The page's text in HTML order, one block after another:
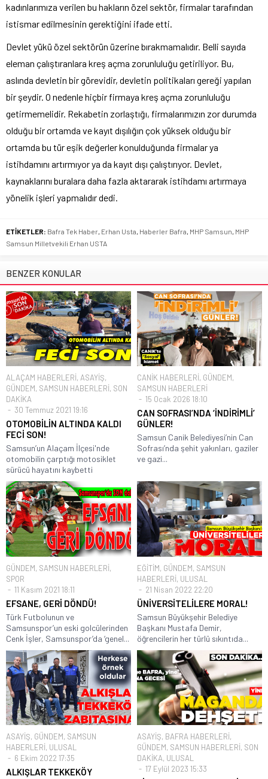
kadınlarımıza verilen bu hakların özel sektör, firmalar tarafından
istismar edilmesinin gerektiğini ifade etti.
Devlet yükü özel sektörün üzerine bırakmamalıdır. Belli sayıda
eleman çalıştıranlara kreş açma zorunluluğu getiriliyor. Bu,
aslında devletin bir görevidir, devletin politikaları gereği yapılan
bir şeydir. O nedenle hiçbir firmaya kreş açma zorunluluğu
getirmemelidir. Rekabetin zorlaştığı, firmalarımızın zor durumda
olduğu bir ortamda ve kayıt dışılığın çok yüksek olduğu bir
ortamda bu tür eşik değerler konulduğunda firmalar ya
istihdamını artırmıyor ya da kayıt dışı çalıştırıyor. Devlet,
kaynaklarını buralara daha fazla aktararak istihdamı artırmaya
yönelik işleri yapmalıdır dedi.
ETİKETLER: Bafra Tek Haber Erhan Usta Haberler Bafra MHP Samsun MHP
Samsun Milletvekili Erhan USTA
BENZER KONULAR
ALAÇAM HABERLERİ, ASAYİŞ,
GÜNDEM, SAMSUN HABERLERİ, SON
DAKİKA
30 Temmuz 2021 19:16
OTOMOBİLİN ALTINDA KALDI
FECİ SON!
Samsun’un Alaçam İlçesi'nde
otomobilin çarptığı motosiklet
sürücü hayatını kaybetti
CANİK HABERLERİ, GÜNDEM,
SAMSUN HABERLERİ
15 Ocak 2026 18:10
CAN SOFRASI’NDA ‘İNDİRİMLİ’
GÜNLER!
Samsun Canik Belediyesi’nin Can
Sofrası’nda şehit yakınları, gaziler
ve gazi...
GÜNDEM, SAMSUN HABERLERİ,
SPOR
11 Kasım 2021 18:11
EFSANE, GERİ DÖNDÜ!
Türk Futbolunun ve
Samsunspor’un eski golcülerinden
Cenk İşler, Samsunspor’da ‘genel...
EĞİTİM, GÜNDEM, SAMSUN
HABERLERİ, ULUSAL
21 Nisan 2022 22:20
ÜNİVERSİTELİLERE MORAL!
Samsun Büyükşehir Belediye
Başkanı Mustafa Demir,
öğrencilerin her türlü sıkıntıda...
ASAYİŞ, GÜNDEM, SAMSUN
HABERLERİ, ULUSAL
6 Ekim 2022 17:35
ALKIŞLAR TEKKEKÖY
ASAYİŞ, BAFRA HABERLERİ,
GÜNDEM, SAMSUN HABERLERİ, SON
DAKİKA, ULUSAL
17 Eylül 2023 15:33